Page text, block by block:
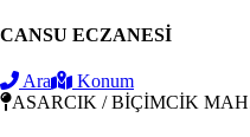
CANSU ECZANESİ
Ara
Konum
ASARCIK / BİÇİMCİK